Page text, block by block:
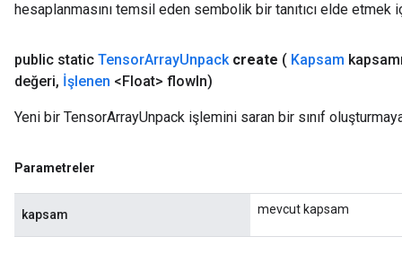
hesaplanmasını temsil eden sembolik bir tanıtıcı elde etmek
public static TensorArrayUnpack create ( Kapsam
değeri, İşlenen <Float> flowIn)
Yeni bir TensorArrayUnpack işlemini saran bir sınıf
Parametreler
kapsam mevcut kapsam